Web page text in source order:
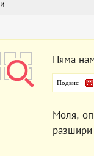
Няма
Подвис
Моля,
разшири